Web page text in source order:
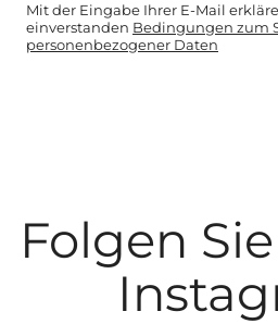
Mit der Eingabe Ihrer E-Mail
einverstanden Bedingungen zum
personenbezogener Daten
Folgen